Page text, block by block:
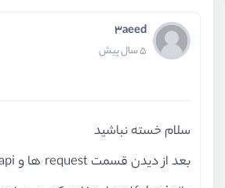
3aeed
5 سال پیش
سلام خسته نباشید